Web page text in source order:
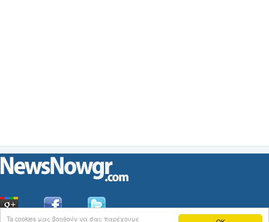
Ta cookies μας βοηθούν να σας παρέχουμε